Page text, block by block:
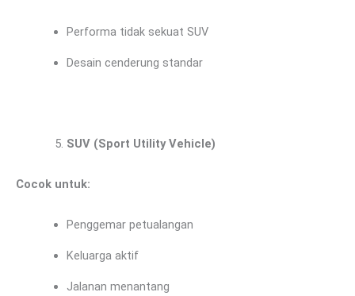
Performa tidak sekuat SUV
Desain cenderung standar
SUV (Sport Utility Vehicle)
Cocok untuk:
Penggemar petualangan
Keluarga aktif
Jalanan menantang